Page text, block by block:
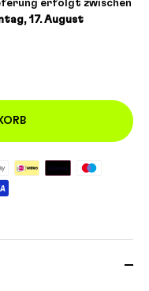
erfolgt zwischen
17. August